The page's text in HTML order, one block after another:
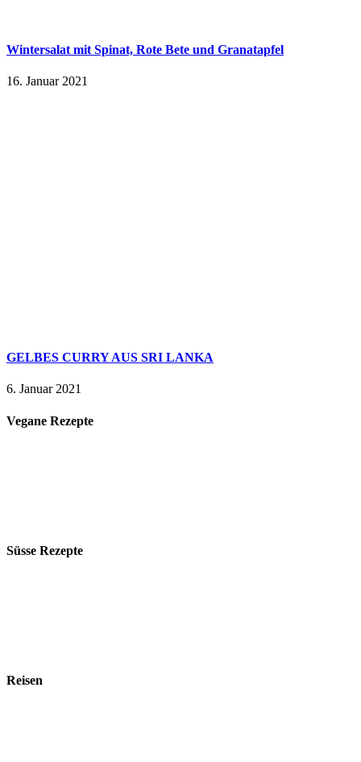
Wintersalat mit Spinat, Rote Bete und Granatapfel
16. Januar 2021
GELBES CURRY AUS SRI LANKA
6. Januar 2021
Vegane Rezepte
Süsse Rezepte
Reisen